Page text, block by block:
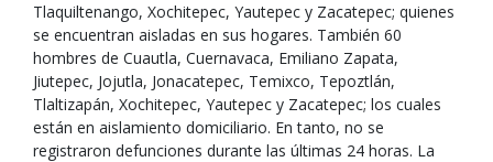
Tlaquiltenango, Xochitepec, Yautepec y Zacatepec; quienes
se encuentran aisladas en sus hogares. También 60
hombres de Cuautla, Cuernavaca, Emiliano Zapata,
Jiutepec, Jojutla, Jonacatepec, Temixco, Tepoztlán,
Tlaltizapán, Xochitepec, Yautepec y Zacatepec; los cuales
están en aislamiento domiciliario. En tanto, no se
registraron defunciones durante las últimas 24 horas. La